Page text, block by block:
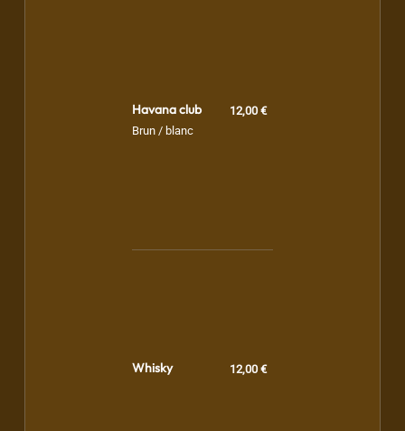
Havana club
Brun / blanc
12,00 €
Whisky 12,00 €